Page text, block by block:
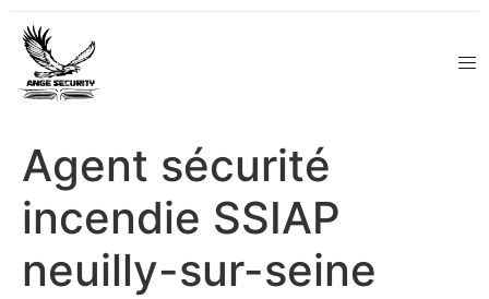
Agent sécurité
incendie SSIAP
neuilly-sur-seine